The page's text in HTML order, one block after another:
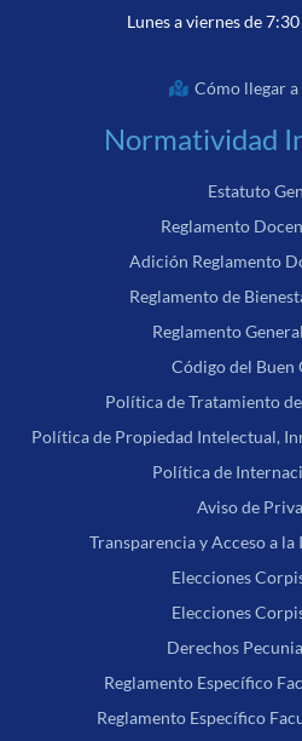
Lunes a viernes de
Cómo llegar
Normatividad
Estatuto
Reglamento
Adición Reglamento
Reglamento de
Reglamento
Código del Buen
Política de Tratamiento
Política de Propiedad Intelectual,
Política de
Aviso de
Transparencia y Acceso a
Elecciones
Elecciones
Derechos
Reglamento Específico
Reglamento Específico